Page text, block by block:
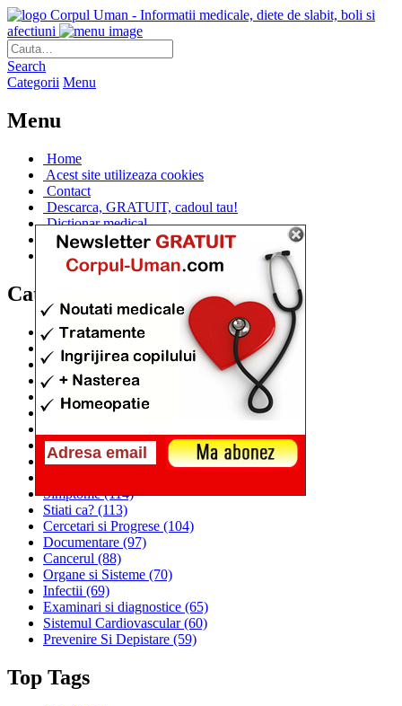
Corpul Uman - Informatii medicale, diete de slabit, boli si
afectiuni
Search
Categorii Menu
Menu
Home
Acest site utilizeaza cookies
Contact
Descarca, GRATUIT, cadoul tau!
Dictionar medical
Dr. Cristina IANUC
Linkuri utile
Categorii
Diete si cure de slabire
(706)
Afectiuni si Boli
(401)
Corpul de la A la Z(315)
Medicina Naturista
Anatomie
(295)
Alimentatia(259)
Sanatatea si Preventia(170)
Interventii si Tratamente(167)
Simptome(114)
Stiati ca? (113)
Cercetari si Progrese (104)
Documentare (97)
Cancerul (88)
Organe si Sisteme (70)
Infectii (69)
Examinari si diagnostice (65)
Sistemul Cardiovascular(60)
Prevenire Si Depistare (59)
Top Tags